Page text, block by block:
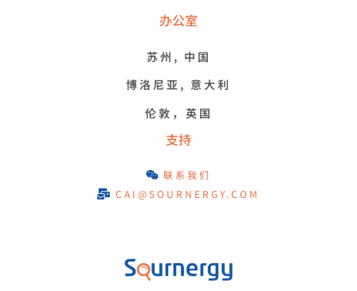
办公室
苏州, 中国
博洛尼亚, 意大利
伦敦，英国
支持
联系我们
CAI@SOURNERGY.COM